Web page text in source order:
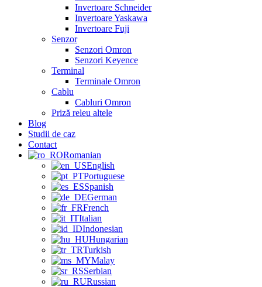
Invertoare Schneider
Invertoare Yaskawa
Invertoare Fuji
Senzor
Senzori Omron
Senzori Keyence
Terminal
Terminale Omron
Cablu
Cabluri Omron
Priză releu altele
Blog
Studii de caz
Contact
Romanian
English
Portuguese
Spanish
German
French
Italian
Indonesian
Hungarian
Turkish
Malay
Serbian
Russian